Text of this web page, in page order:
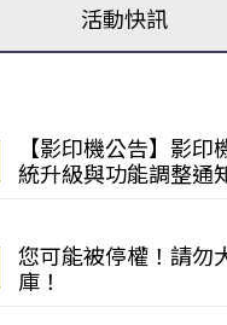
活動快訊
【影印機公告】影印
統升級與功能調整通
您可能被停權！請勿
庫！